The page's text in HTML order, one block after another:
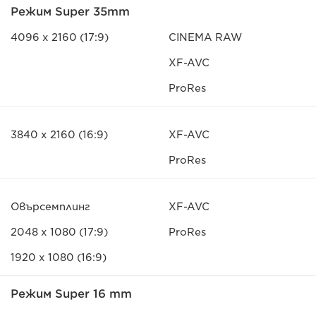
Режим Super 35mm
4096 x 2160 (17:9) CINEMA RAW
XF-AVC
ProRes
3840 x 2160 (16:9) XF-AVC
ProRes
Овърсемплинг
2048 x 1080 (17:9)
1920 x 1080 (16:9)
XF-AVC
ProRes
Режим Super 16 mm